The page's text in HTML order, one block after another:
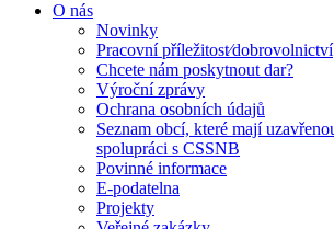
O nás
Novinky
Pracovní příležitost⁄dobrovolnictví
Chcete nám poskytnout dar?
Výroční zprávy
Ochrana osobních údajů
Seznam obcí, které mají
spolupráci s CSSNB
Povinné informace
E-podatelna
Projekty